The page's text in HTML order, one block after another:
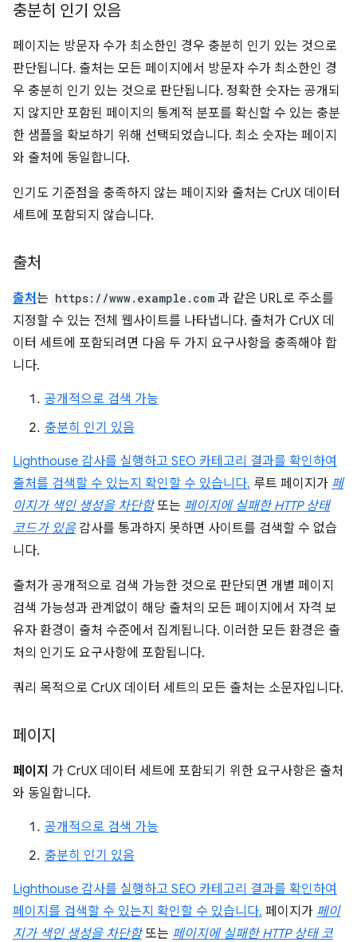
충분히 인기 있음
페이지는 방문자 수가 최소한인 경우 충분히 인기 있는 것으로
판단됩니다. 출처는 모든 페이지에서 방문자 수가 최소한인 경
우 충분히 인기 있는 것으로 판단됩니다. 정확한 숫자는 공개되
지 않지만 포함된 페이지의 통계적 분포를 확신할 수 있는 충분
한 샘플을 확보하기 위해 선택되었습니다. 최소 숫자는 페이지
와 출처에 동일합니다.
인기도 기준점을 충족하지 않는 페이지와 출처는 CrUX 데이터
세트에 포함되지 않습니다.
출처
출처 는 https://www.example.com 과 같은 URL로 주소를
지정할 수 있는 전체 웹사이트를 나타냅니다. 출처가 CrUX 데
이터 세트에 포함되려면 다음 두 가지 요구사항을 충족해야 합
니다.
공개적으로 검색 가능
충분히 인기 있음
Lighthouse 감사를 실행하고 SEO 카테고리 결과를 확인하여
출처를 검색할 수 있는지 확인할 수 있습니다. 루트 페이지가 페
이지가 색인 생성을 차단함또는 페이지에 실패한 HTTP 상태
코드가 있음감사를 통과하지 못하면 사이트를 검색할 수 없습
니다.
출처가 공개적으로 검색 가능한 것으로 판단되면 개별 페이지
검색 가능성과 관계없이 해당 출처의 모든 페이지에서 자격 보
유자 환경이 출처 수준에서 집계됩니다. 이러한 모든 환경은 출
처의 인기도 요구사항에 포함됩니다.
쿼리 목적으로 CrUX 데이터 세트의 모든 출처는 소문자입니다.
페이지
페이지 가 CrUX 데이터 세트에 포함되기 위한 요구사항은 출처
와 동일합니다.
공개적으로 검색 가능
충분히 인기 있음
Lighthouse 감사를 실행하고 SEO 카테고리 결과를 확인하여
페이지를 검색할 수 있는지 확인할 수 있습니다. 페이지가 페이
지가 색인 생성을 차단함또는 페이지에 실패한 HTTP 상태 코